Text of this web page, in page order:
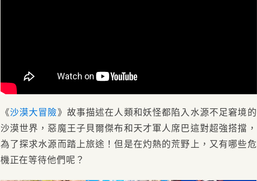
《沙漠大冒險》故事描述在人類和妖怪都陷入水源不足窘境的
沙漠世界，惡魔王子貝爾傑布和天才軍人席巴這對超強搭擋，
為了探求水源而踏上旅途！但是在灼熱的荒野上，又有哪些危
機正在等待他們呢？